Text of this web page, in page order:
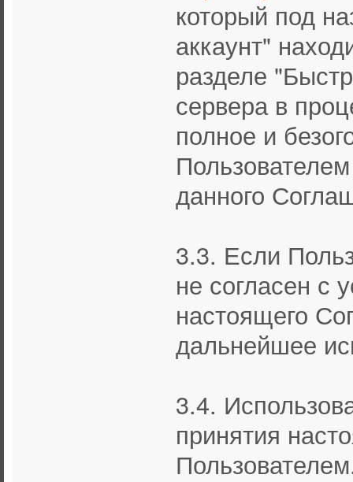
который под
аккаунт"
разделе
сервера в
полное и
данного
3.3. Если
не согласен с
настоящего
дальнейшее
3.4.
принятия